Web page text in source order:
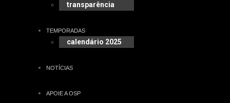
transparência
TEMPORADAS
calendário 2025
NOTÍCIAS
APOIE A OSP